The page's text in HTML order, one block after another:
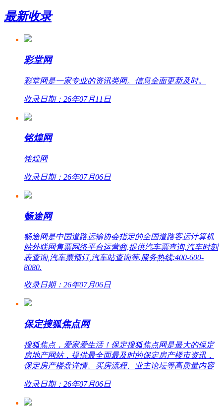
最新收录
彩堂网
彩堂网是一家专业的资讯类网。信息全面更新及时。
收录日期：26年07月11日
铭煌网
铭煌网
收录日期：26年07月06日
畅途网
畅途网是中国道路运输协会指定的全国道路客运计算机
站外联网售票网络平台运营商,提供汽车票查询,汽车时刻
表查询,汽车票预订,汽车站查询等.服务热线:400-600-
8080.
收录日期：26年07月06日
保定搜狐焦点网
搜狐焦点，爱家爱生活！保定搜狐焦点网是最大的保定
房地产网站，提供最全面最及时的保定房产楼市资讯，
保定房产楼盘详情、买房流程、业主论坛等高质量内容
收录日期：26年07月06日